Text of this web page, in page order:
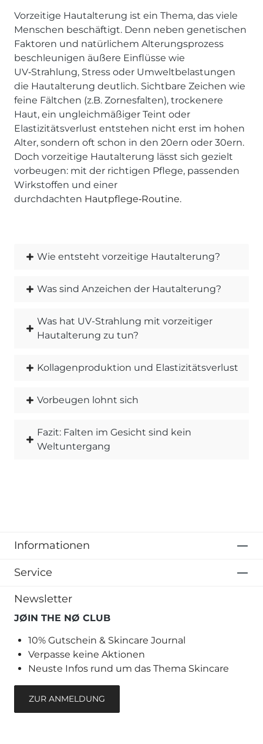
Vorzeitige Hautalterung ist ein Thema, das viele
Menschen beschäftigt. Denn neben genetischen
Faktoren und natürlichem Alterungsprozess
beschleunigen äußere Einflüsse wie
UV‑Strahlung, Stress oder Umweltbelastungen
die Hautalterung deutlich. Sichtbare Zeichen wie
feine Fältchen (z.B. Zornesfalten), trockenere
Haut, ein ungleichmäßiger Teint oder
Elastizitätsverlust entstehen nicht erst im hohen
Alter, sondern oft schon in den 20ern oder 30ern.
Doch vorzeitige Hautalterung lässt sich gezielt
vorbeugen: mit der richtigen Pflege, passenden
Wirkstoffen und einer
durchdachten Hautpflege‑Routine.
Wie entsteht vorzeitige Hautalterung?
Was sind Anzeichen der Hautalterung?
Was hat UV-Strahlung mit vorzeitiger
Hautalterung zu tun?
Kollagenproduktion und Elastizitätsverlust
Vorbeugen lohnt sich
Fazit: Falten im Gesicht sind kein
Weltuntergang
Informationen
Service
Newsletter
JØIN THE NØ CLUB
10% Gutschein & Skincare Journal
Verpasse keine Aktionen
Neuste Infos rund um das Thema Skincare
ZUR ANMELDUNG